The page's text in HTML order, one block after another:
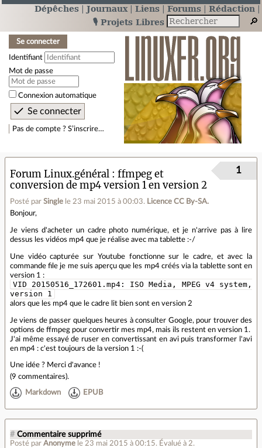
Dépêches Journaux Liens Forums
Rédaction
🎙️ Projets Libres
Se connecter
Identifiant
Mot de passe
Connexion automatique
Pas de compte ? S’inscrire…
Forum Linux.général
ffmpeg et
conversion de mp4 version 1 en version 2
Posté par Single le 23 mai 2015 à 00:03. Licence CC By‑SA.
1
Bonjour,
Je viens d'acheter un cadre photo numérique, et je n'arrive pas à lire
dessus les vidéos mp4 que je réalise avec ma tablette :-/
Une vidéo capturée sur Youtube fonctionne sur le cadre, et avec la
commande file je me suis aperçu que les mp4 créés via la tablette sont en
version 1 :
VID_20150516_172601.mp4: ISO Media, MPEG v4 system,
version 1
alors que les mp4 que le cadre lit bien sont en version 2
Je viens de passer quelques heures à consulter Google, pour trouver des
options de ffmpeg pour convertir mes mp4, mais ils restent en version 1.
J'ai même essayé de ruser en convertissant en avi puis transformer l'avi
en mp4 : c'est toujours de la version 1 :-(
Une idée ? Merci d'avance !
(9 commentaires).
Markdown EPUB
# Commentaire supprimé
Posté par Anonyme le 23 mai 2015 à 00:15. Évalué à 2.